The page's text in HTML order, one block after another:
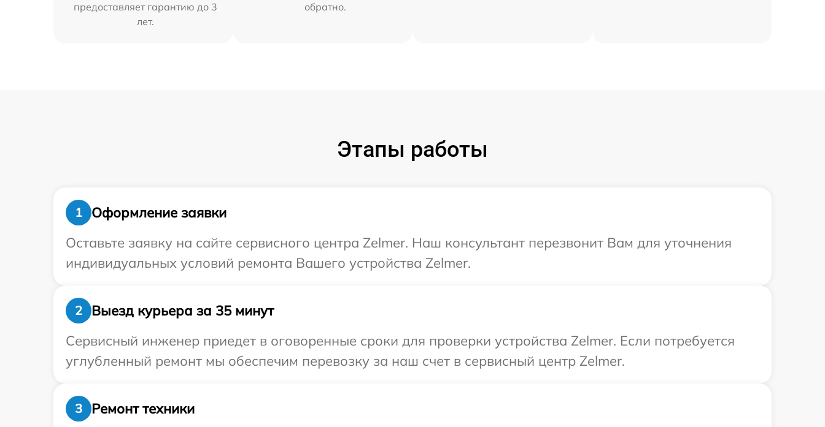
предоставляет гарантию до 3
лет.
обратно.
Этапы работы
1
Оформление заявки
Оставьте заявку на сайте сервисного центра Zelmer. Наш консультант перезвонит Вам для уточнения
индивидуальных условий ремонта Вашего устройства Zelmer.
2
Выезд курьера за 35 минут
Сервисный инженер приедет в оговоренные сроки для проверки устройства Zelmer. Если потребуется
углубленный ремонт мы обеспечим перевозку за наш счет в сервисный центр Zelmer.
3
Ремонт техники